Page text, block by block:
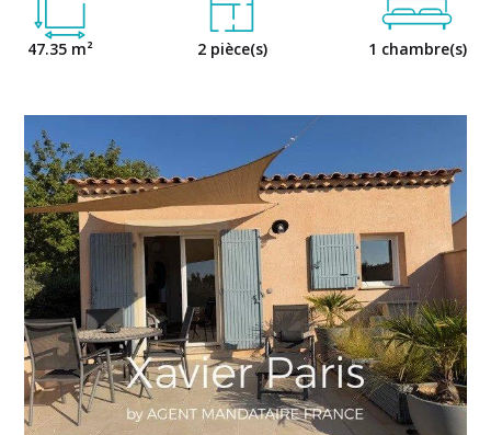
47.35 m² 2 pièce(s) 1 chambre(s)